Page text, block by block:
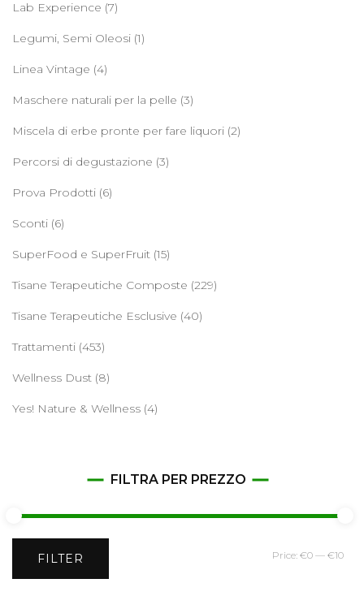
Lab Experience (7)
Legumi, Semi Oleosi (1)
Linea Vintage (4)
Maschere naturali per la pelle (3)
Miscela di erbe pronte per fare liquori (2)
Percorsi di degustazione (3)
Prova Prodotti (6)
Sconti (6)
SuperFood e SuperFruit (15)
Tisane Terapeutiche Composte (229)
Tisane Terapeutiche Esclusive (40)
Trattamenti (453)
Wellness Dust (8)
Yes! Nature & Wellness (4)
FILTRA PER PREZZO
Min
FILTER Price: €0 — €10